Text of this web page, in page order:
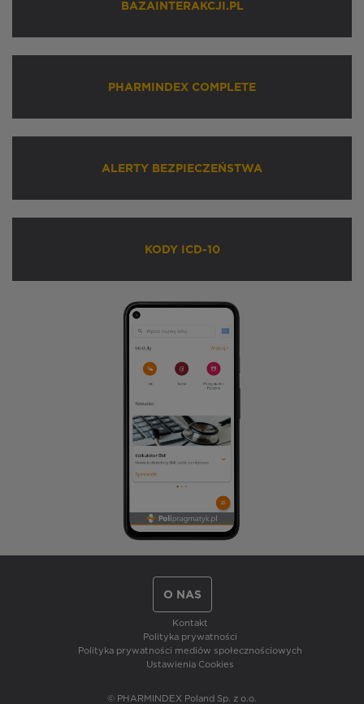
BAZAINTERAKCJI.PL
PHARMINDEX COMPLETE
ALERTY BEZPIECZEŃSTWA
KODY ICD-10
O NAS
Kontakt
Polityka prywatności
Polityka prywatności mediów społecznościowych
Ustawienia Cookies
© PHARMINDEX Poland Sp. z o.o.